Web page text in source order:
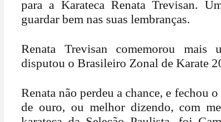
para a Karateca Renata Trevisan.
guardar bem nas suas lembranças.
Renata Trevisan comemorou mais
disputou o Brasileiro Zonal de Karate
Renata não perdeu a chance, e fechou
de ouro, ou melhor dizendo, com